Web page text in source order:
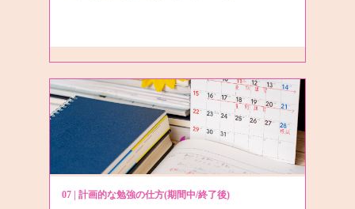
07 | 計画的な勉強の仕方(期間中/終了後)